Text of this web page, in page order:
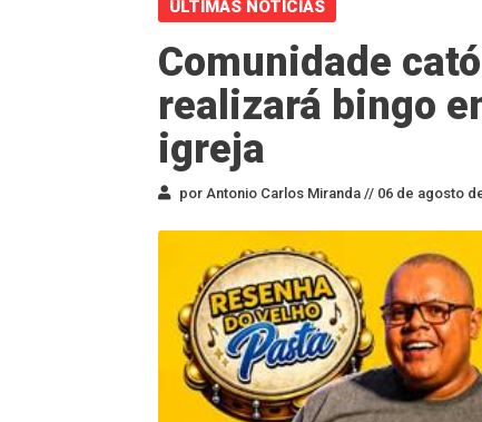
ÚLTIMAS NOTÍCIAS
Comunidade
realizará bingo
igreja
por Antonio Carlos Miranda // 06 de agosto